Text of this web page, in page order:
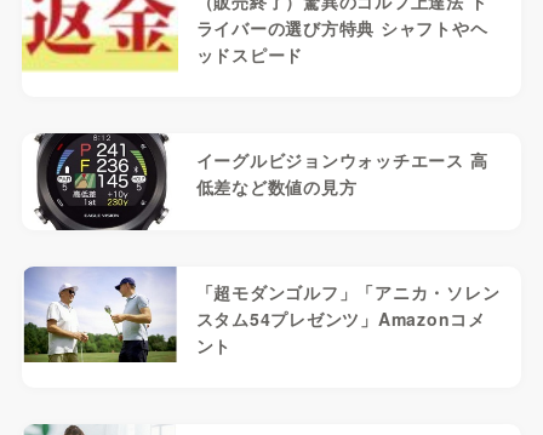
ライバーの選び方特典 シャフトやヘ
ッドスピード
イーグルビジョンウォッチエース 高
低差など数値の見方
「超モダンゴルフ」「アニカ・ソレン
スタム54プレゼンツ」Amazonコメ
ント